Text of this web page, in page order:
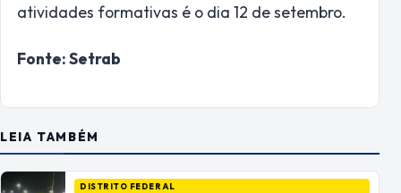
atividades formativas é o dia 12 de setembro.
Fonte: Setrab
LEIA TAMBÉM
DISTRITO FEDERAL